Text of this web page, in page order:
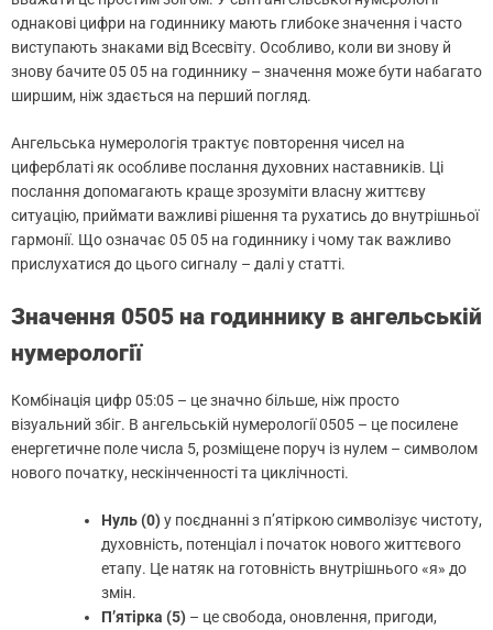
однакові цифри на годиннику мають глибоке значення і часто
виступають знаками від Всесвіту. Особливо, коли ви знову й
знову бачите 05 05 на годиннику – значення може бути набагато
ширшим, ніж здається на перший погляд.
Ангельська нумерологія трактує повторення чисел на
циферблаті як особливе послання духовних наставників. Ці
послання допомагають краще зрозуміти власну життєву
ситуацію, приймати важливі рішення та рухатись до внутрішньої
гармонії. Що означає 05 05 на годиннику і чому так важливо
прислухатися до цього сигналу – далі у статті.
Значення 0505 на годиннику в ангельській
нумерології
Комбінація цифр 05:05 – це значно більше, ніж просто
візуальний збіг. В ангельській нумерології 0505 – це посилене
енергетичне поле числа 5, розміщене поруч із нулем – символом
нового початку, нескінченності та циклічності.
Нуль (0)у поєднанні з п’ятіркою символізує чистоту,
духовність, потенціал і початок нового життєвого
етапу. Це натяк на готовність внутрішнього «я» до
змін.
П’ятірка (5) – це свобода, оновлення, пригоди,